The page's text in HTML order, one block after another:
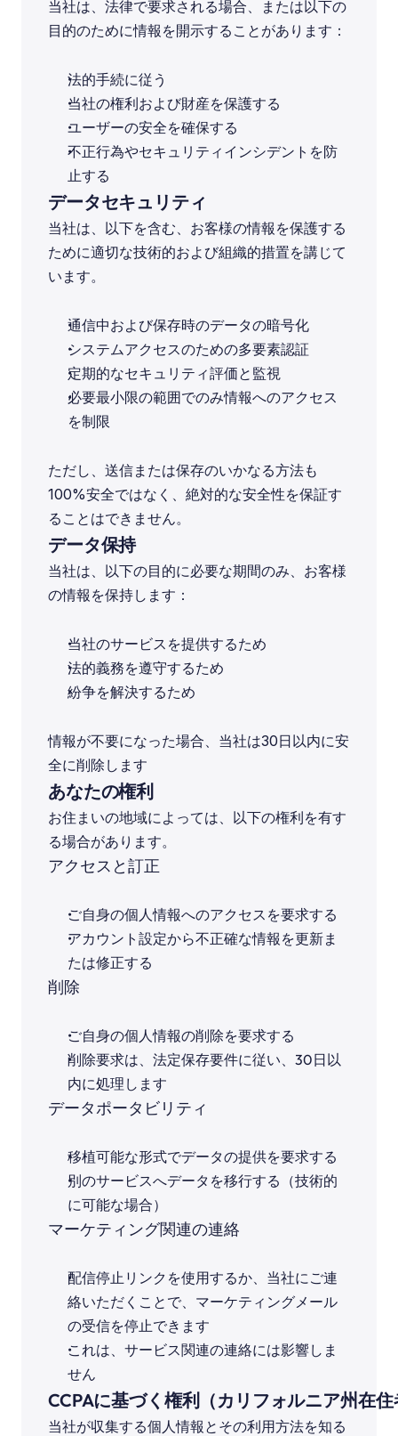
当社は、法律で要求される場合、または以下の
目的のために情報を開示することがあります：
法的手続に従う
当社の権利および財産を保護する
ユーザーの安全を確保する
不正行為やセキュリティインシデントを防
止する
データセキュリティ
当社は、以下を含む、お客様の情報を保護する
ために適切な技術的および組織的措置を講じて
います。
通信中および保存時のデータの暗号化
システムアクセスのための多要素認証
定期的なセキュリティ評価と監視
必要最小限の範囲でのみ情報へのアクセス
を制限
ただし、送信または保存のいかなる方法も
100%安全ではなく、絶対的な安全性を保証す
ることはできません。
データ保持
当社は、以下の目的に必要な期間のみ、お客様
の情報を保持します：
当社のサービスを提供するため
法的義務を遵守するため
紛争を解決するため
情報が不要になった場合、当社は30日以内に安
全に削除します
あなたの権利
お住まいの地域によっては、以下の権利を有す
る場合があります。
アクセスと訂正
ご自身の個人情報へのアクセスを要求する
アカウント設定から不正確な情報を更新ま
たは修正する
削除
ご自身の個人情報の削除を要求する
削除要求は、法定保存要件に従い、30日以
内に処理します
データポータビリティ
移植可能な形式でデータの提供を要求する
別のサービスへデータを移行する（技術的
に可能な場合）
マーケティング関連の連絡
配信停止リンクを使用するか、当社にご連
絡いただくことで、マーケティングメール
の受信を停止できます
これは、サービス関連の連絡には影響しま
せん
CCPAに基づく権利（カリフォルニア州在住
当社が収集する個人情報とその利用方法を知る